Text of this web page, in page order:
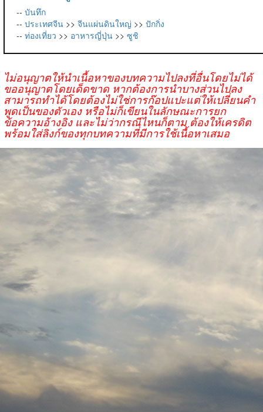
-- บันทึก
-- ประเทศจีน >> จีนแผ่นดินใหญ่ >> ปักกิ่ง
-- ท่องเที่ยว >> อาหารญี่ปุ่น >> ซูชิ
ไม่อนุญาตให้นำเนื้อหาของบทความไปลงที่อื่นโดยไม่ได้
ขออนุญาตโดยเด็ดขาด หากต้องการนำบางส่วนไปลง
สามารถทำได้โดยต้องไม่ใช่การก๊อปแปะแต่ให้เปลี่ยนคำ
พูดเป็นของตัวเอง หรือไม่ก็เขียนในลักษณะการยก
ข้อความอ้างอิง และไม่ว่ากรณีไหนก็ตาม ต้องให้เครดิต
พร้อมใส่ลิงก์ของทุกบทความที่มีการใช้เนื้อหาเสมอ